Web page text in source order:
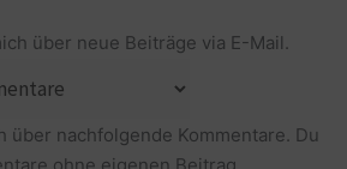
über neue Beiträge via E-Mail.
über nachfolgende Kommentare. Du